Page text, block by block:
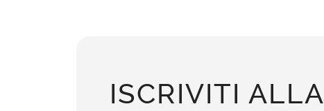
ISCRIVITI ALLA